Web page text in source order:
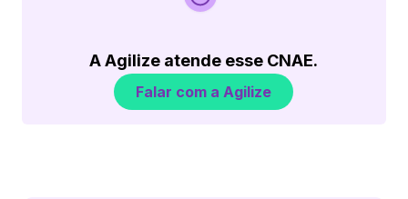
A Agilize atende esse CNAE.
Falar com a Agilize